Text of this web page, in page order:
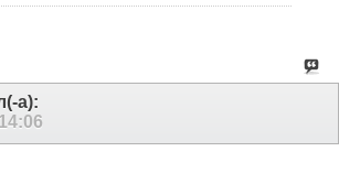
а):
14:06